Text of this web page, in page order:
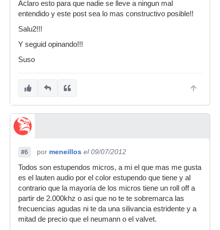
Aclaro esto para que nadie se lleve a ningun mal
entendido y este post sea lo mas constructivo posible!!
Salu2!!!
Y seguid opinando!!!
Suso
#6 por meneillos el 09/07/2012
Todos son estupendos micros, a mi el que mas me gusta
es el lauten audio por el color estupendo que tiene y al
contrario que la mayoría de los micros tiene un roll off a
partir de 2.000khz o asi que no te te sobremarca las
frecuencias agudas ni te da una silivancia estridente y a
mitad de precio que el neumann o el valvet.